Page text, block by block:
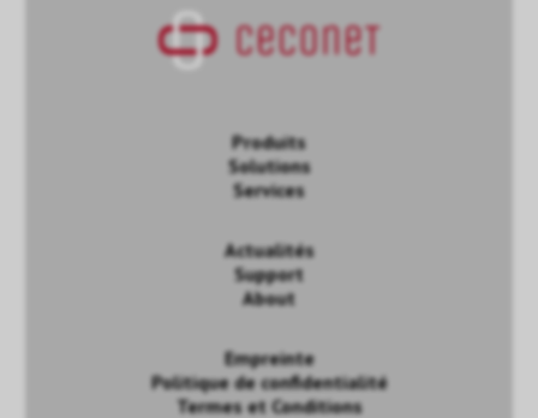
Produits
Solutions
Services
Actualités
Support
About
Empreinte
Politique de confidentialité
Termes et Conditions